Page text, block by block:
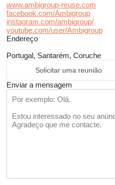
www.ambigroup-reuse.com
facebook.com/Ambigroup
instagram.com/ambigroup/
youtube.com/user/Ambigroup
Endereço
Portugal, Santarém, Coruche
Solicitar uma reunião
Enviar a mensagem